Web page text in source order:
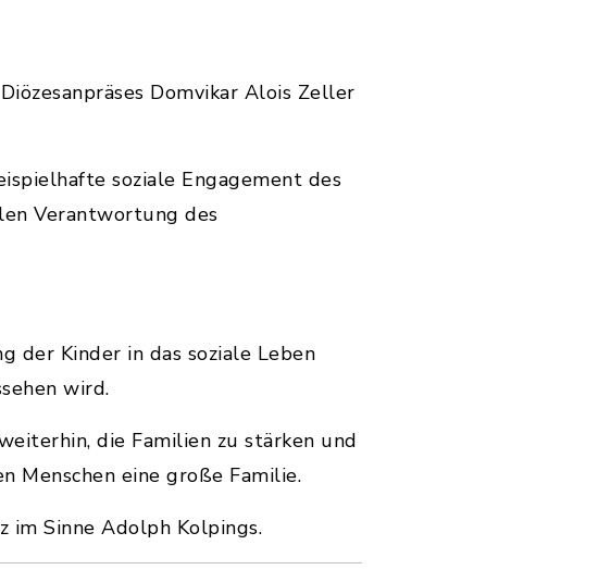
Domvikar Alois Zeller
soziale Engagement des
Verantwortung des
der Kinder in das soziale Leben
wird.
die Familien zu stärken und
Menschen eine große Familie.
im Sinne Adolph Kolpings.